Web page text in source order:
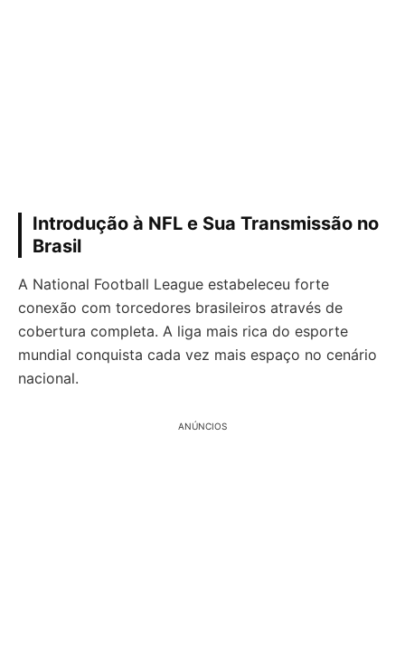
Introdução à NFL e Sua Transmissão no
Brasil
A National Football League estabeleceu forte
conexão com torcedores brasileiros através de
cobertura completa. A liga mais rica do esporte
mundial conquista cada vez mais espaço no cenário
nacional.
ANÚNCIOS